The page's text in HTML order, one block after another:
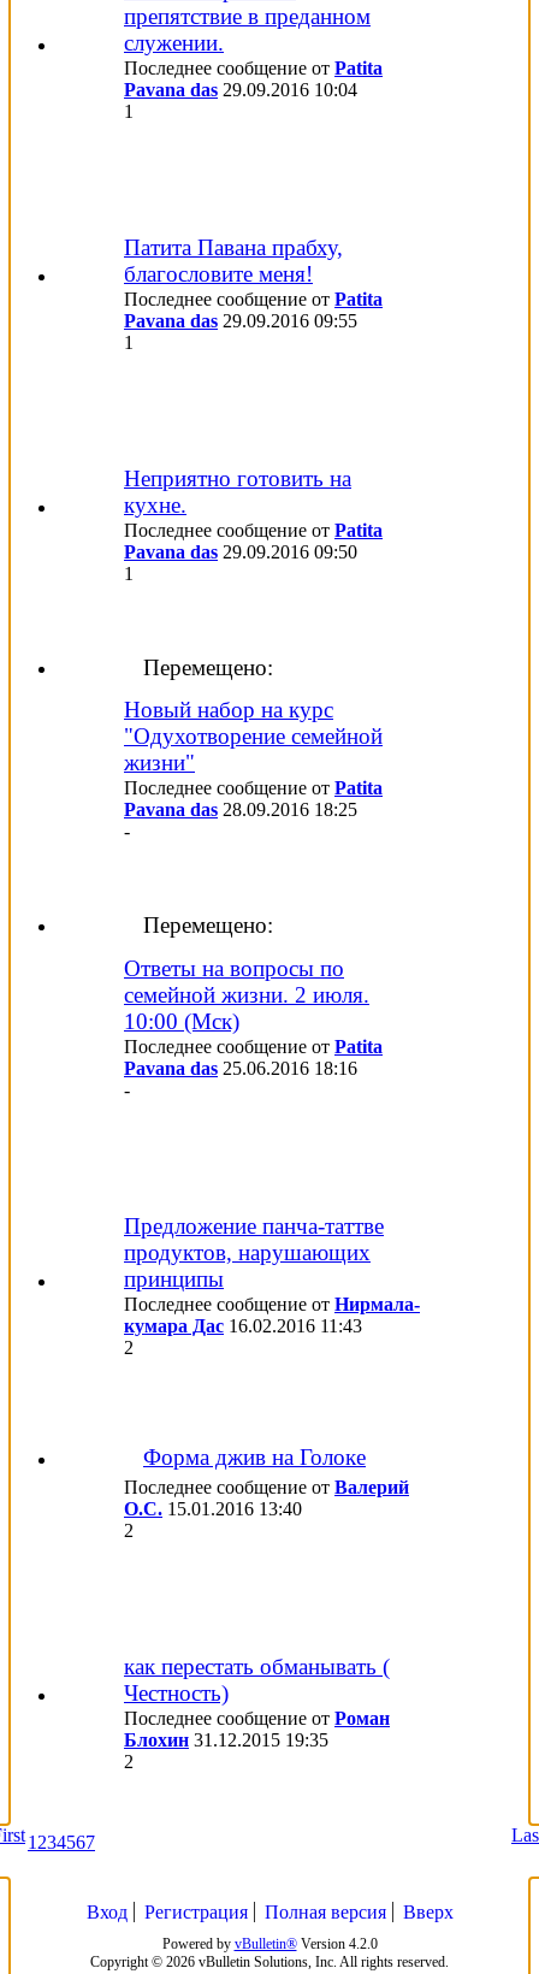
препятствие в преданном
служении.
Последнее сообщение от Patita
Pavana das 29.09.2016 10:04
1
Патита Павана прабху,
благословите меня!
Последнее сообщение от Patita
Pavana das 29.09.2016 09:55
1
Неприятно готовить на
кухне.
Последнее сообщение от Patita
Pavana das 29.09.2016 09:50
1
Перемещено:
Новый набор на курс
"Одухотворение семейной
жизни"
Последнее сообщение от Patita
Pavana das 28.09.2016 18:25
-
Перемещено:
Ответы на вопросы по
семейной жизни. 2 июля.
10:00 (Мск)
Последнее сообщение от Patita
Pavana das 25.06.2016 18:16
-
Предложение панча-таттве
продуктов, нарушающих
принципы
Последнее сообщение от Нирмала-
кумара Дас 16.02.2016 11:43
2
Форма джив на Голоке
Последнее сообщение от Валерий
О.С. 15.01.2016 13:40
2
как перестать обманывать (
Честность)
Последнее сообщение от Роман
Блохин 31.12.2015 19:35
2
1 234567
Вход Регистрация Полная версия Вверх
Powered by vBulletin®Version 4.2.0
Copyright © 2026 vBulletin Solutions, Inc. All rights reserved.